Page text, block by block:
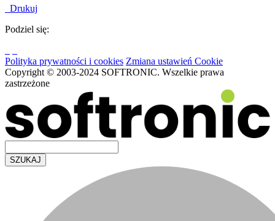
Drukuj
Podziel się:
Polityka prywatności i cookies Zmiana ustawień Cookie
Copyright © 2003-2024 SOFTRONIC. Wszelkie prawa
zastrzeżone